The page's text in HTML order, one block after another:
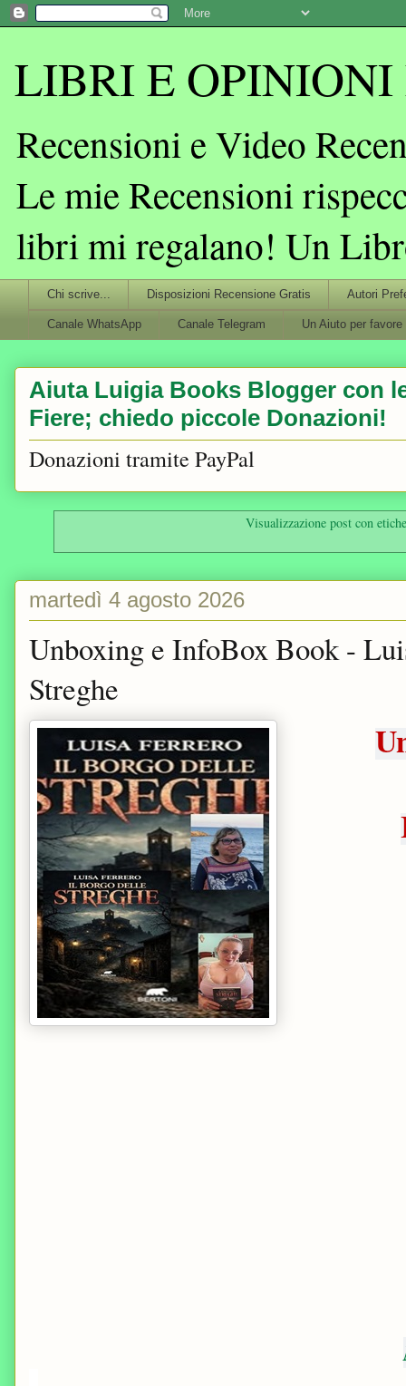
LIBRI E OPINIONI
Recensioni e Video
Le mie Recensioni
libri mi regalano! Un
Chi scrive... Disposizioni Recensione Gratis Autori
Canale WhatsApp Canale Telegram Un Aiuto per favore
Aiuta Luigia Books Blogger con
Fiere; chiedo piccole Donazioni!
Donazioni tramite PayPal
Visualizzazione post con
martedì 4 agosto 2026
Unboxing e InfoBox Book -
Streghe